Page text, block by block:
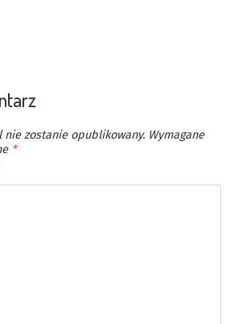
nie zostanie opublikowany. Wymagane
*